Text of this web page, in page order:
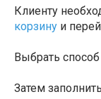
Клиенту
корзину и
Выбрать
Затем